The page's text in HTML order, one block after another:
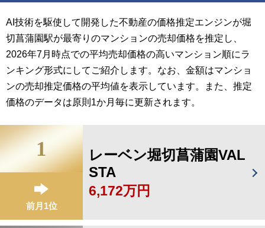
AI技術を駆使して開発した不動産の価格推定エンジンが堀
切菖蒲園駅が最寄りのマンションの売却価格を推定し、
2026年7月時点での平均売却価格の高いマンション順にラ
ンキング形式にしてご紹介します。なお、金額はマンショ
ンの売却推定価格の平均値を表示しています。また、推定
価格のデータは原則1か月毎に更新されます。
1
前月1位
レーベン堀切菖蒲園VAL
STA
6,172万円